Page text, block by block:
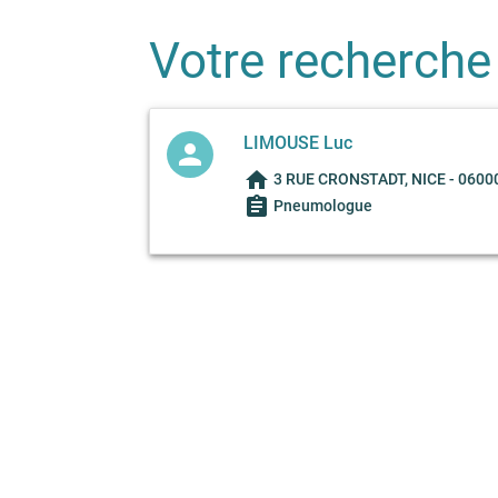
Votre recherche
person LIMOUSE Luc
home 3 RUE CRONSTADT, NICE -
assignment Pneumologue